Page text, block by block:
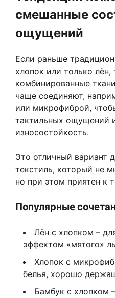
смешанные
ощущений
Если раньше
хлопок или только
комбинированные
чаще соединяют,
или микрофиброй,
тактильных ощущений
износостойкость.
Это отличный вариант
текстиль, который не
но при этом приятен к
Популярные
Лён с хлопком –
эффектом «мятого»
Хлопок с
белья, хорошо
Бамбук с хлопком